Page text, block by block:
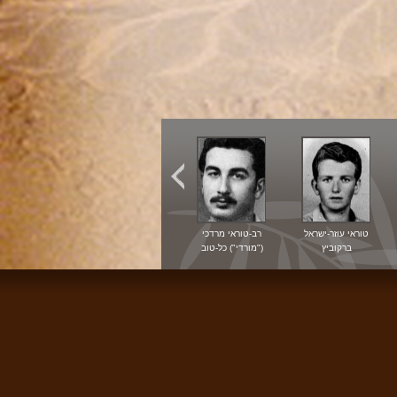
רב-טוראי מרדכי
("מורדי") כל-טוב
טוראי עוזר-ישראל
ברקוביץ